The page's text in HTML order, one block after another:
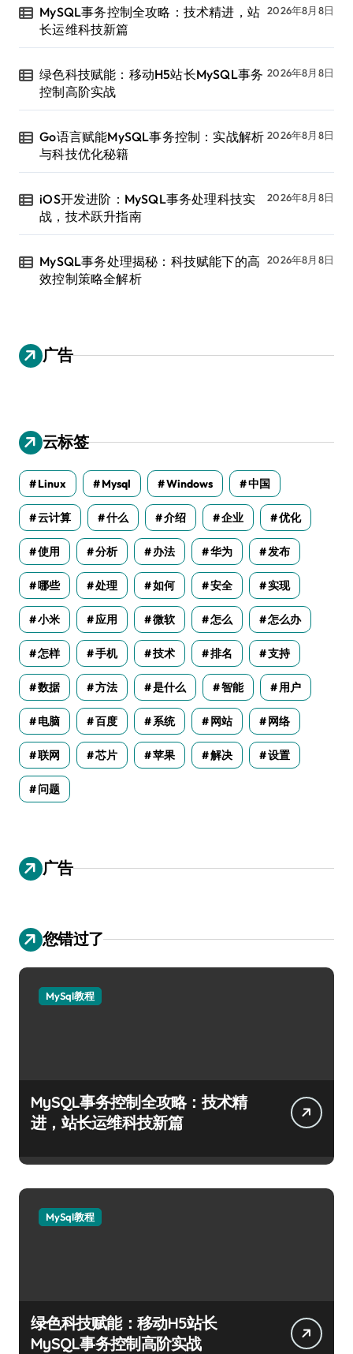
MySQL事务控制全攻略：技术精进，站
长运维科技新篇
2026年8月8日
绿色科技赋能：移动H5站长MySQL事务
控制高阶实战
2026年8月8日
Go语言赋能MySQL事务控制：实战解析
与科技优化秘籍
2026年8月8日
iOS开发进阶：MySQL事务处理科技实
战，技术跃升指南
2026年8月8日
MySQL事务处理揭秘：科技赋能下的高
效控制策略全解析
2026年8月8日
广告
云标签
Linux Mysql Windows 中国
云计算 什么 介绍 企业 优化
使用 分析 办法 华为 发布
哪些 处理 如何 安全 实现
小米 应用 微软 怎么 怎么办
怎样 手机 技术 排名 支持
数据 方法 是什么 智能 用户
电脑 百度 系统 网站 网络
联网 芯片 苹果 解决 设置
问题
广告
您错过了
MySql教程
MySQL事务控制全攻略：技术精
进，站长运维科技新篇
MySql教程
绿色科技赋能：移动H5站长
MySQL事务控制高阶实战